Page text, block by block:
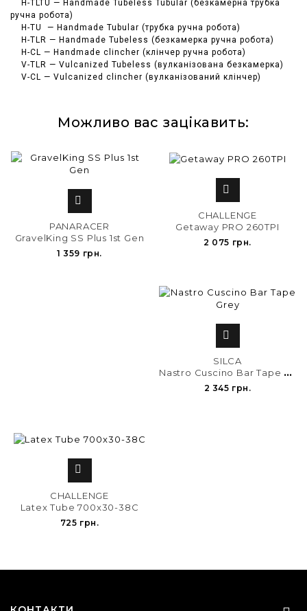
H-TLTU — Handmade Tubeless Tubular (безкамерна трубка
ручна робота)
H-TU — Handmade Tubular (трубка ручна робота)
H-TLR — Handmade Tubeless (безкамерка ручна робота)
H-CL — Handmade clincher (клінчер ручна робота)
V-TLR — Vulcanized Tubeless (вулканізована безкамерка)
V-CL — Vulcanized clincher (вулканізований клінчер)
Можливо вас зацікавить:

PANARACER
GravelKing SS Plus 1st Gen
1 359 грн.

CHALLENGE
Getaway PRO 260TPI
2 075 грн.

SILCA
N
astro Cuscino Bar Tape Grey
2 345 грн.

CHALLENGE
Latex Tube 700x30-38C
725 грн.